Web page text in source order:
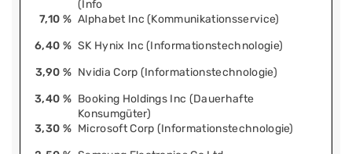
(Info
7,10 % Alphabet Inc (Kommunikationsservice)
6,40 % SK Hynix Inc (Informationstechnologie)
3,90 % Nvidia Corp (Informationstechnologie)
3,40 % Booking Holdings Inc (Dauerhafte
Konsumgüter)
3,30 % Microsoft Corp (Informationstechnologie)